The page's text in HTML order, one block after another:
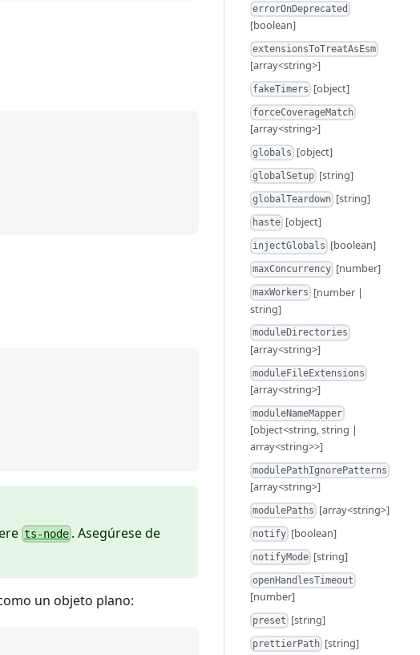
ts-node . Asegúrese de
un objeto plano:
errorOnDeprecated
[boolean]
extensionsToTreatAsEsm
[array<string>]
fakeTimers [object]
forceCoverageMatch
[array<string>]
globals [object]
globalSetup [string]
globalTeardown [string]
haste [object]
injectGlobals [boolean]
maxConcurrency [number]
maxWorkers [number |
string]
moduleDirectories
[array<string>]
moduleFileExtensions
[array<string>]
moduleNameMapper
[object<string, string |
array<string>>]
modulePathIgnorePatterns
[array<string>]
modulePaths [array<string>]
notify [boolean]
notifyMode [string]
openHandlesTimeout
[number]
preset [string]
prettierPath [string]